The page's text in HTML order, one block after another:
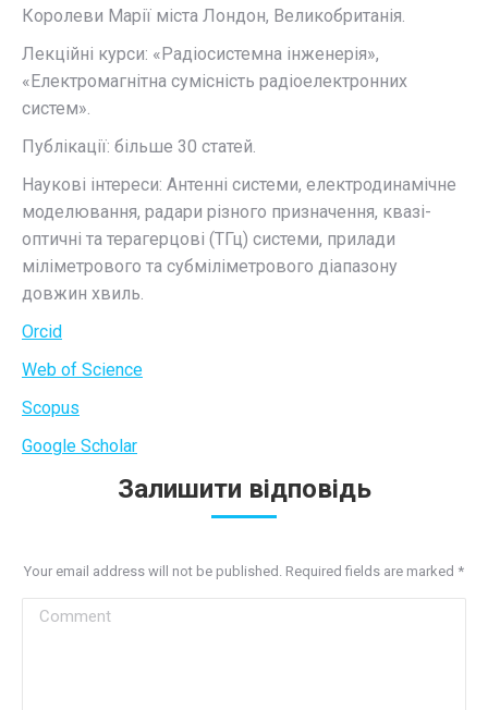
Королеви Марії міста Лондон, Великобританія.
Лекційні курси: «Радіосистемна інженерія»,
«Електромагнітна сумісність радіоелектронних
систем».
Публікації: більше 30 статей.
Наукові інтереси: Антенні системи, електродинамічне
моделювання, радари різного призначення, квазі-
оптичні та терагерцові (ТГц) системи, прилади
міліметрового та субміліметрового діапазону
довжин хвиль.
Orcid
Web of Science
Scopus
Google Scholar
Залишити відповідь
Your email address will not be published. Required fields are marked *
Comment